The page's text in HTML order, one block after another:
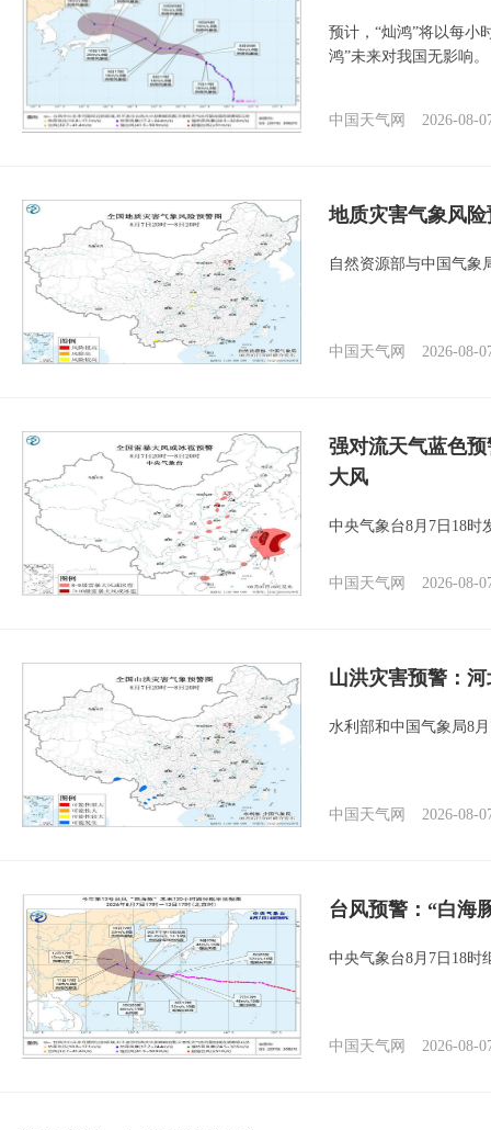
预计，“灿鸿”将以每小
鸿”未来对我国无影响。
中国天气网 2026-08-
地质灾害气象风
自然资源部与中国气象
中国天气网 2026-08-
强对流天气蓝色
大风
中央气象台8月7日18时
中国天气网 2026-08-
山洪灾害预警：
水利部和中国气象局8
中国天气网 2026-08-
台风预警：“白海
中央气象台8月7日18时
中国天气网 2026-08-